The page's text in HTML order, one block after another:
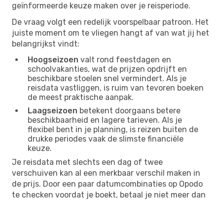
geïnformeerde keuze maken over je reisperiode.
De vraag volgt een redelijk voorspelbaar patroon. Het
juiste moment om te vliegen hangt af van wat jij het
belangrijkst vindt:
Hoogseizoen valt rond feestdagen en
schoolvakanties, wat de prijzen opdrijft en
beschikbare stoelen snel vermindert. Als je
reisdata vastliggen, is ruim van tevoren boeken
de meest praktische aanpak.
Laagseizoen betekent doorgaans betere
beschikbaarheid en lagere tarieven. Als je
flexibel bent in je planning, is reizen buiten de
drukke periodes vaak de slimste financiële
keuze.
Je reisdata met slechts een dag of twee
verschuiven kan al een merkbaar verschil maken in
de prijs. Door een paar datumcombinaties op Opodo
te checken voordat je boekt, betaal je niet meer dan